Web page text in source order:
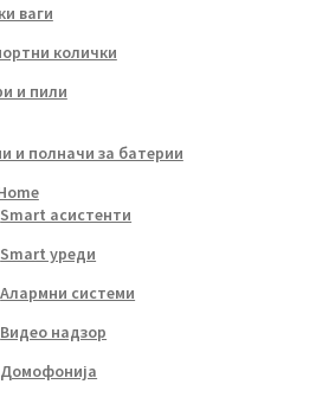
ваги
колички
и пили
и полначи за батерии
Smart асистенти
Smart уреди
Алармни системи
Видео надзор
Домофонија